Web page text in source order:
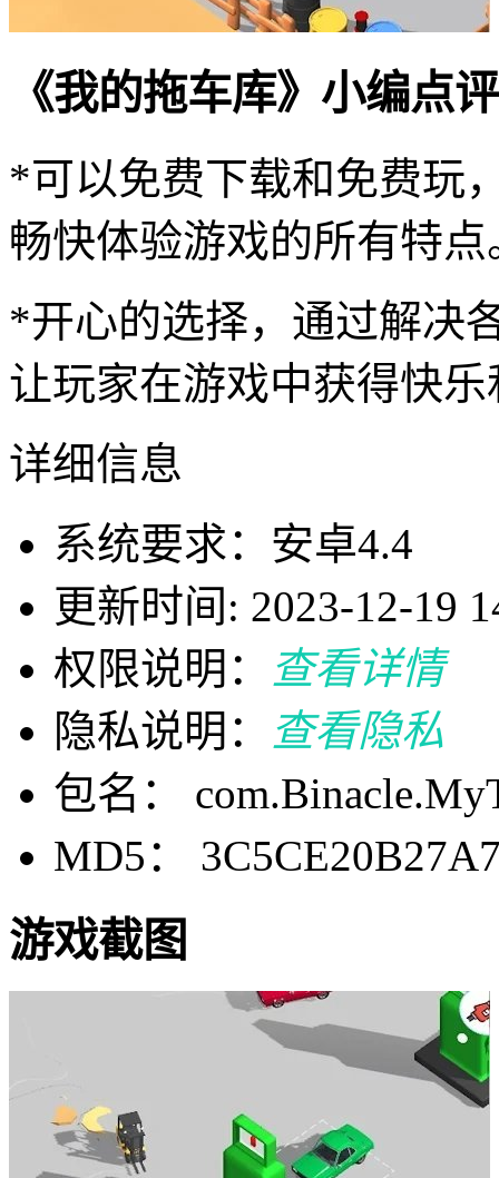
《我的拖车库》小编点
*可以免费下载和免费玩
畅快体验游戏的所有特点
*开心的选择，通过解决
让玩家在游戏中获得快
详细信息
系统要求：安卓4.4
更新时间: 2023-12-19
权限说明：
查看详情
隐私说明：
查看隐私
包名：
MD5：
游戏截图